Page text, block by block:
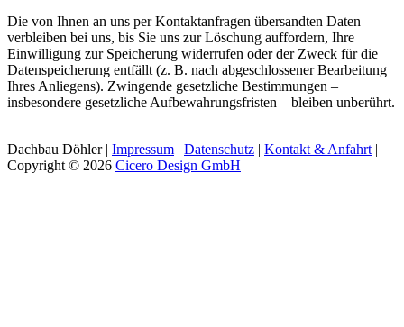
Die von Ihnen an uns per Kontaktanfragen übersandten Daten
verbleiben bei uns, bis Sie uns zur Löschung auffordern, Ihre
Einwilligung zur Speicherung widerrufen oder der Zweck für die
Datenspeicherung entfällt (z. B. nach abgeschlossener Bearbeitung
Ihres Anliegens). Zwingende gesetzliche Bestimmungen –
insbesondere gesetzliche Aufbewahrungsfristen – bleiben unberührt.
Dachbau Döhler | Impressum | Datenschutz | Kontakt & Anfahrt |
Copyright © 2026 Cicero Design GmbH